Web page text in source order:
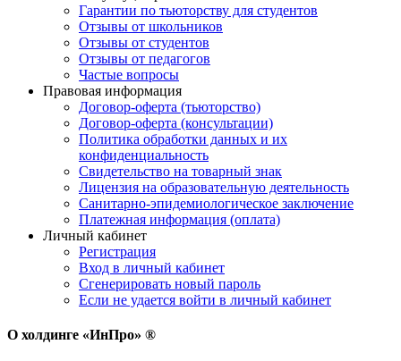
Гарантии по тьюторству для студентов
Отзывы от школьников
Отзывы от студентов
Отзывы от педагогов
Частые вопросы
Правовая информация
Договор-оферта (тьюторство)
Договор-оферта (консультации)
Политика обработки данных и их
конфиденциальность
Свидетельство на товарный знак
Лицензия на образовательную деятельность
Санитарно-эпидемиологическое заключение
Платежная информация (оплата)
Личный кабинет
Регистрация
Вход в личный кабинет
Сгенерировать новый пароль
Если не удается войти в личный кабинет
О холдинге «ИнПро» ®